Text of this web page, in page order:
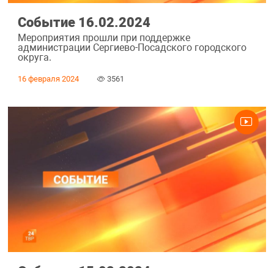
Событие 16.02.2024
Мероприятия прошли при поддержке
администрации Сергиево-Посадского городского
округа.
16 февраля 2024 3561